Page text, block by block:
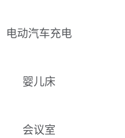
电动汽车充电
婴儿床
会议室